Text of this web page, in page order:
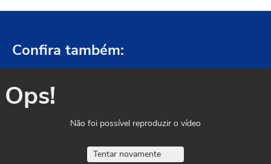
Confira também:
Ops!
Não foi possível reproduzir o vídeo
Tentar novamente